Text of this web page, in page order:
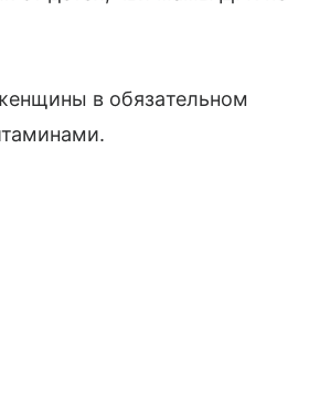
в обязательном